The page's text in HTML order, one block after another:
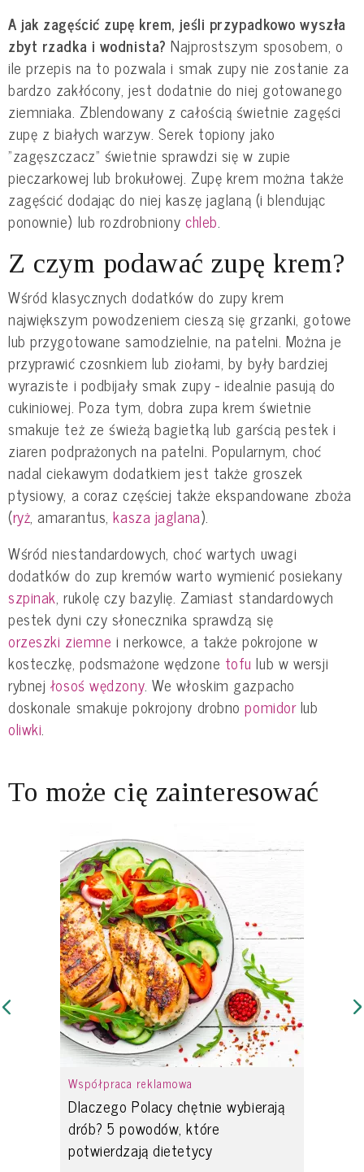
A jak zagęścić zupę krem, jeśli przypadkowo wyszła
zbyt rzadka i wodnista? Najprostszym sposobem, o
ile przepis na to pozwala i smak zupy nie zostanie za
bardzo zakłócony, jest dodatnie do niej gotowanego
ziemniaka. Zblendowany z całością świetnie zagęści
zupę z białych warzyw. Serek topiony jako
"zagęszczacz" świetnie sprawdzi się w zupie
pieczarkowej lub brokułowej. Zupę krem można także
zagęścić dodając do niej kaszę jaglaną (i blendując
ponownie) lub rozdrobniony chleb.
Z czym podawać zupę krem?
Wśród klasycznych dodatków do zupy krem
największym powodzeniem cieszą się grzanki, gotowe
lub przygotowane samodzielnie, na patelni. Można je
przyprawić czosnkiem lub ziołami, by były bardziej
wyraziste i podbijały smak zupy - idealnie pasują do
cukiniowej. Poza tym, dobra zupa krem świetnie
smakuje też ze świeżą bagietką lub garścią pestek i
ziaren podprażonych na patelni. Popularnym, choć
nadal ciekawym dodatkiem jest także groszek
ptysiowy, a coraz częściej także ekspandowane zboża
(ryż, amarantus,kasza jaglana).
Wśród niestandardowych, choć wartych uwagi
dodatków do zup kremów warto wymienić posiekany
szpinak, rukolę czy bazylię. Zamiast standardowych
pestek dyni czy słonecznika sprawdzą się
orzeszki ziemne i nerkowce, a także pokrojone w
kosteczkę, podsmażone wędzone tofu lub w wersji
rybnej łosoś wędzony. We włoskim gazpacho
doskonale smakuje pokrojony drobnopomidorlub
oliwki.
To może cię zainteresować
Współpraca reklamowa
Dlaczego Polacy chętnie wybierają
drób? 5 powodów, które
potwierdzają dietetycy